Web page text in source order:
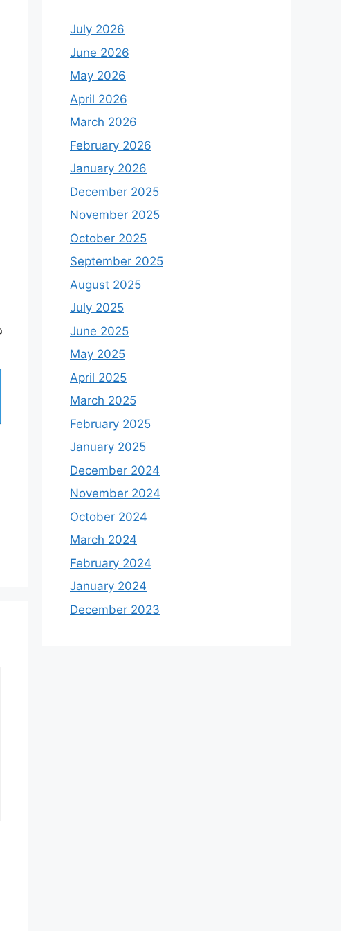
July 2026
June 2026
May 2026
April 2026
March 2026
February 2026
January 2026
December 2025
November 2025
October 2025
September 2025
August 2025
July 2025
June 2025
May 2025
April 2025
March 2025
February 2025
January 2025
December 2024
November 2024
October 2024
March 2024
February 2024
January 2024
December 2023